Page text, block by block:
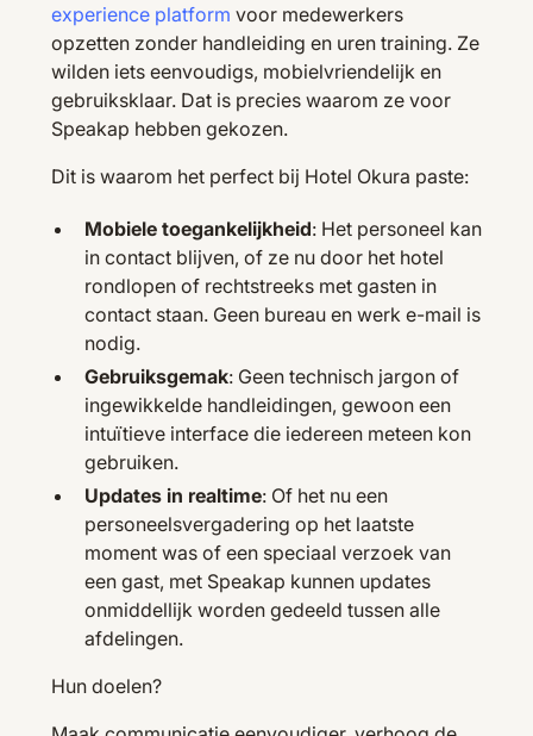
experience platform voor medewerkers
opzetten zonder handleiding en uren training. Ze
wilden iets eenvoudigs, mobielvriendelijk en
gebruiksklaar. Dat is precies waarom ze voor
Speakap hebben gekozen.
Dit is waarom het perfect bij Hotel Okura paste:
Mobiele toegankelijkheid: Het personeel kan
in contact blijven, of ze nu door het hotel
rondlopen of rechtstreeks met gasten in
contact staan. Geen bureau en werk e-mail is
nodig.
Gebruiksgemak: Geen technisch jargon of
ingewikkelde handleidingen, gewoon een
intuïtieve interface die iedereen meteen kon
gebruiken.
Updates in realtime: Of het nu een
personeelsvergadering op het laatste
moment was of een speciaal verzoek van
een gast, met Speakap kunnen updates
onmiddellijk worden gedeeld tussen alle
afdelingen.
Hun doelen?